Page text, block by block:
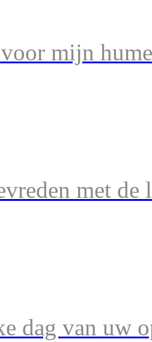
mijn
met de
dag van uw